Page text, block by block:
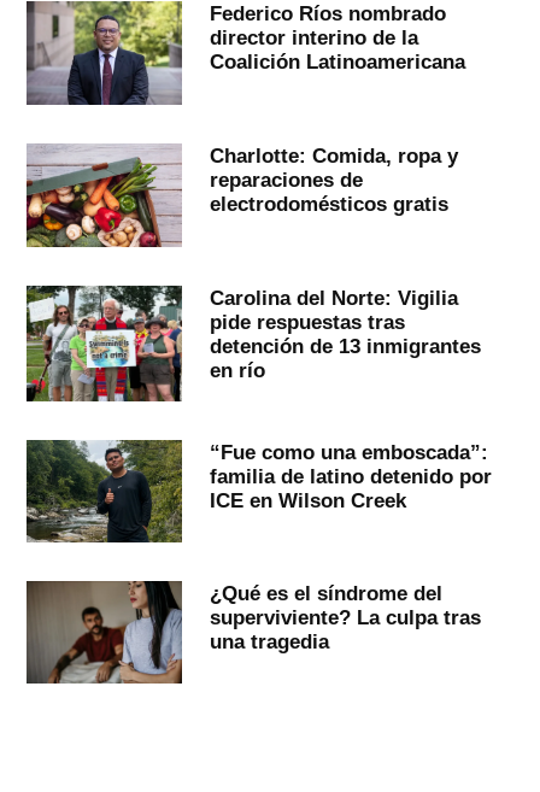
Federico Ríos nombrado
director interino de la
Coalición Latinoamericana
Charlotte: Comida, ropa y
reparaciones de
electrodomésticos gratis
Carolina del Norte: Vigilia
pide respuestas tras
detención de 13 inmigrantes
en río
“Fue como una emboscada”:
familia de latino detenido por
ICE en Wilson Creek
¿Qué es el síndrome del
superviviente? La culpa tras
una tragedia